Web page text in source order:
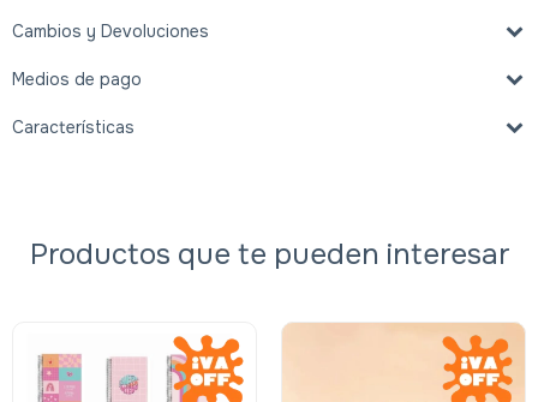
Cambios y Devoluciones
Medios de pago
Características
Productos que te pueden interesar